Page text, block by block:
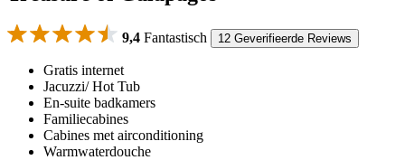
9,4 Fantastisch 12 Geverifieerde Reviews
Gratis internet
Jacuzzi/ Hot Tub
En-suite badkamers
Familiecabines
Cabines met airconditioning
Warmwaterdouche